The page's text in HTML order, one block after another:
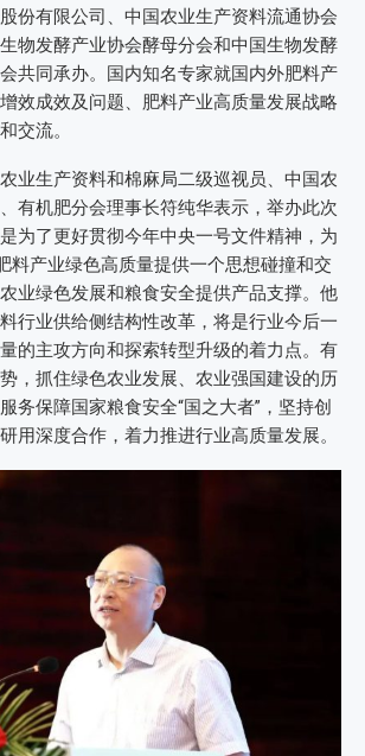
份有限公司、中国农业生产资料流通协会
物发酵产业协会酵母分会和中国生物发酵
共同承办。国内知名专家就国内外肥料产
效成效及问题、肥料产业高质量发展战略
交流。
业生产资料和棉麻局二级巡视员、中国农
有机肥分会理事长符纯华表示，举办此次
为了更好贯彻今年中央一号文件精神，为
料产业绿色高质量提供一个思想碰撞和交
业绿色发展和粮食安全提供产品支撑。他
行业供给侧结构性改革，将是行业今后一
的主攻方向和探索转型升级的着力点。有
，抓住绿色农业发展、农业强国建设的历
务保障国家粮食安全“国之大者”，坚持创
用深度合作，着力推进行业高质量发展。